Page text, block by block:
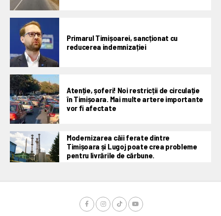
Primarul Timișoarei, sancționat cu
reducerea indemnizației
Atenție, șoferi! Noi restricții de circulație
în Timișoara. Mai multe artere importante
vor fi afectate
Modernizarea căii ferate dintre
Timișoara și Lugoj poate crea probleme
pentru livrările de cărbune.